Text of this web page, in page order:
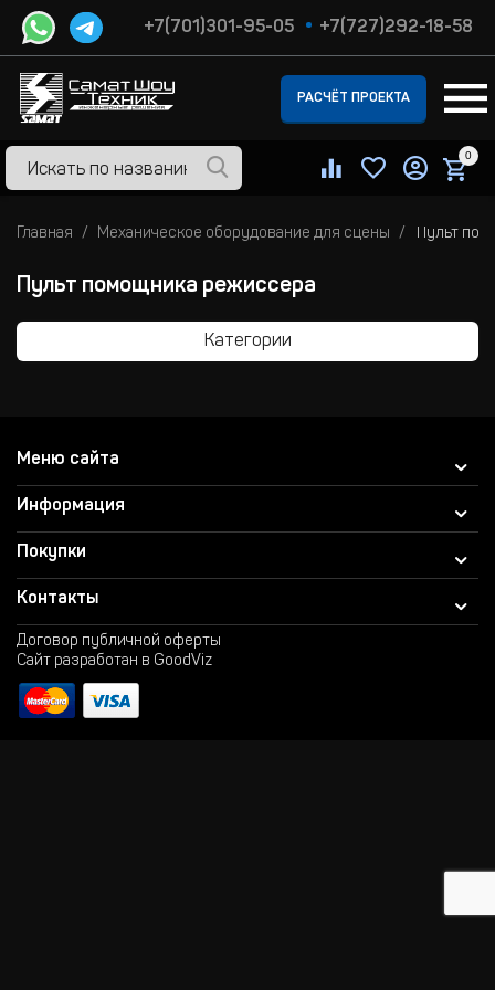
+7(701)301-95-05 +7(727)292-18-58
РАСЧЁТ ПРОЕКТА
0
Главная Механическое оборудование для сцены Пульт
Пульт помощника режиссера
Категории
Меню сайта
Информация
Покупки
Контакты
Договор публичной оферты
Сайт разработан в GoodViz